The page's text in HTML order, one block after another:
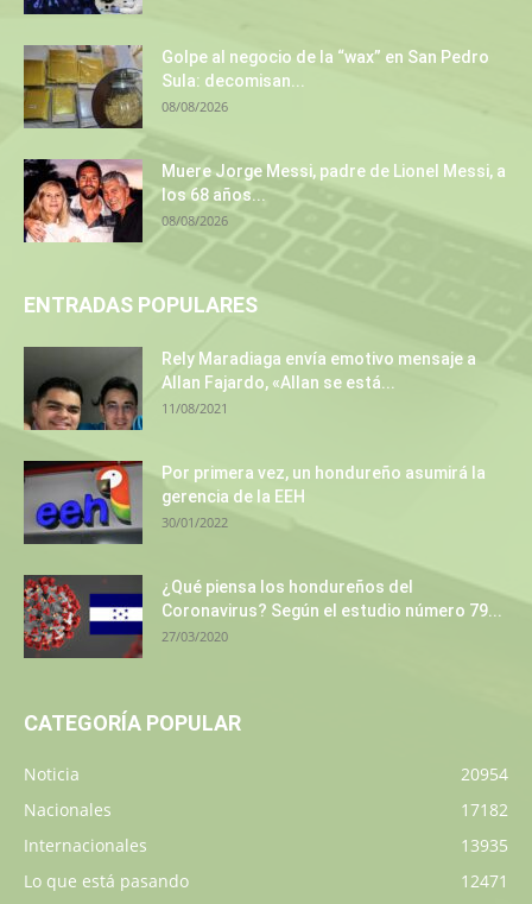
Golpe al negocio de la “wax” en San Pedro
Sula: decomisan...
08/08/2026
Muere Jorge Messi, padre de Lionel Messi, a
los 68 años...
08/08/2026
ENTRADAS POPULARES
Rely Maradiaga envía emotivo mensaje a
Allan Fajardo, «Allan se está...
11/08/2021
Por primera vez, un hondureño asumirá la
gerencia de la EEH
30/01/2022
¿Qué piensa los hondureños del
Coronavirus? Según el estudio número 79...
27/03/2020
CATEGORÍA POPULAR
Noticia
20954
Nacionales
17182
Internacionales
13935
Lo que está pasando
12471